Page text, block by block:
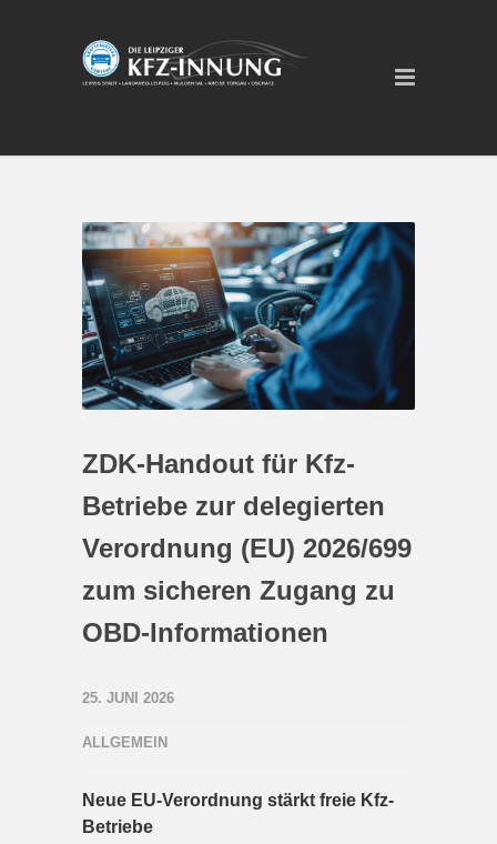
ZDK-Handout für Kfz-
Betriebe zur delegierten
Verordnung (EU) 2026/699
zum sicheren Zugang zu
OBD-Informationen
25. JUNI 2026
ALLGEMEIN
Neue EU-Verordnung stärkt freie Kfz-
Betriebe